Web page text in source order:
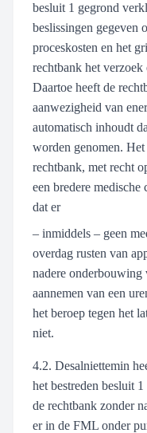
besluit 1 gegrond
beslissingen gegeven
proceskosten en het
rechtbank het
Daartoe heeft de
aanwezigheid van
automatisch inhoudt
worden genomen.
rechtbank, met recht
een bredere
dat er
– inmiddels – geen
overdag rusten van
nadere onderbouwing
aannemen van een
het beroep tegen het
niet.
4.2. Desalniettemin
het bestreden besluit
de rechtbank zonder
er in de FML onder